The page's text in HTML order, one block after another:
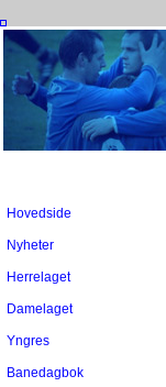
Hovedside
Nyheter
Herrelaget
Damelaget
Yngres
Banedagbok